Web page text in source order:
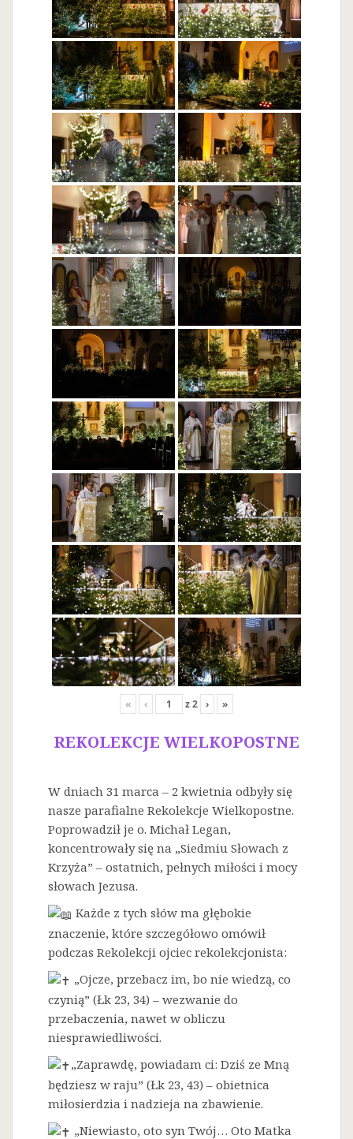
« ‹ z2 › »
REKOLEKCJE WIELKOPOSTNE
W dniach 31 marca – 2 kwietnia odbyły się
nasze parafialne Rekolekcje Wielkopostne.
Poprowadził je o. Michał Legan,
koncentrowały się na „Siedmiu Słowach z
Krzyża” – ostatnich, pełnych miłości i mocy
słowach Jezusa.
Każde z tych słów ma głębokie
znaczenie, które szczegółowo omówił
podczas Rekolekcji ojciec rekolekcjonista:
„Ojcze, przebacz im, bo nie wiedzą, co
czynią” (Łk 23, 34) – wezwanie do
przebaczenia, nawet w obliczu
niesprawiedliwości.
„Zaprawdę, powiadam ci: Dziś ze Mną
będziesz w raju” (Łk 23, 43) – obietnica
miłosierdzia i nadzieja na zbawienie.
„Niewiasto, oto syn Twój… Oto Matka